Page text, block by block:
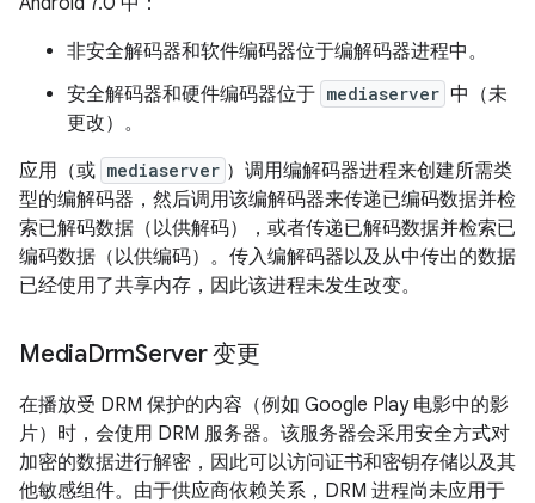
非安全解码器和软件编码器位于编解码器进程中。
安全解码器和硬件编码器位于 mediaserver 中（未
更改）。
应用（或 mediaserver ）调用编解码器进程来创建所需类
型的编解码器，然后调用该编解码器来传递已编码数据并检
索已解码数据（以供解码），或者传递已解码数据并检索已
编码数据（以供编码）。传入编解码器以及从中传出的数据
已经使用了共享内存，因此该进程未发生改变。
MediaDrmServer 变更
在播放受 DRM 保护的内容（例如 Google Play 电影中的影
片）时，会使用 DRM 服务器。该服务器会采用安全方式对
加密的数据进行解密，因此可以访问证书和密钥存储以及其
他敏感组件。由于供应商依赖关系，DRM 进程尚未应用于